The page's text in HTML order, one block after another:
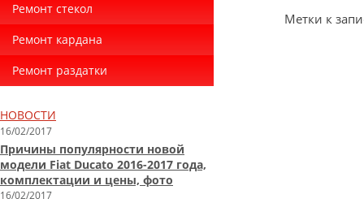
Ремонт стекол
Ремонт кардана
Ремонт раздатки
НОВОСТИ
16/02/2017
Причины популярности новой
модели Fiat Ducato 2016-2017 года,
комплектации и цены, фото
16/02/2017
Метки к